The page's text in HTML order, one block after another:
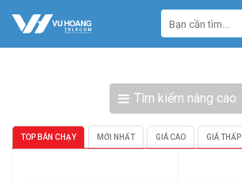
Tìm kiếm nâng cao
TOP BÁN CHẠY MỚI NHẤT GIÁ CAO GIÁ THẤP